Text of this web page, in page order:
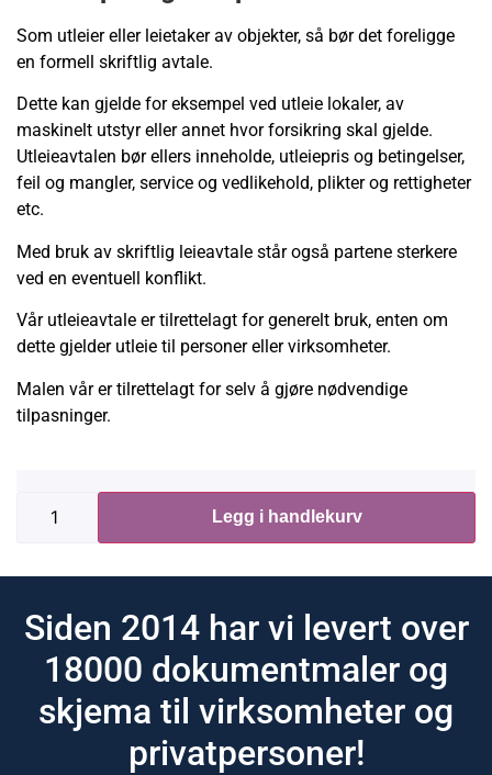
Som utleier eller leietaker av objekter, så bør det foreligge
en formell skriftlig avtale.
Dette kan gjelde for eksempel ved utleie lokaler, av
maskinelt utstyr eller annet hvor forsikring skal gjelde.
Utleieavtalen bør ellers inneholde, utleiepris og betingelser,
feil og mangler, service og vedlikehold, plikter og rettigheter
etc.
Med bruk av skriftlig leieavtale står også partene sterkere
ved en eventuell konflikt.
Vår utleieavtale er tilrettelagt for generelt bruk, enten om
dette gjelder utleie til personer eller virksomheter.
Malen vår er tilrettelagt for selv å gjøre nødvendige
tilpasninger.
Legg i handlekurv
Siden 2014 har vi levert over
18000 dokumentmaler og
skjema til virksomheter og
privatpersoner!